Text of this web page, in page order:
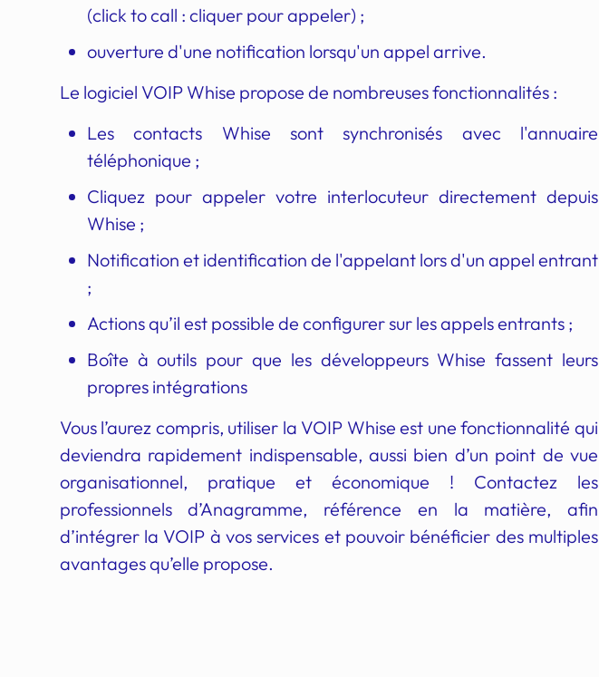
(click to call : cliquer pour appeler) ;
ouverture d'une notification lorsqu'un appel arrive.
Le logiciel VOIP Whise propose de nombreuses fonctionnalités :
Les contacts Whise sont synchronisés avec l'annuaire
téléphonique ;
Cliquez pour appeler votre interlocuteur directement depuis
Whise ;
Notification et identification de l'appelant lors d'un appel entrant
;
Actions qu’il est possible de configurer sur les appels entrants ;
Boîte à outils pour que les développeurs Whise fassent leurs
propres intégrations
Vous l’aurez compris, utiliser la VOIP Whise est une fonctionnalité qui
deviendra rapidement indispensable, aussi bien d’un point de vue
organisationnel, pratique et économique ! Contactez les
professionnels d’Anagramme, référence en la matière, afin
d’intégrer la VOIP à vos services et pouvoir bénéficier des multiples
avantages qu’elle propose.